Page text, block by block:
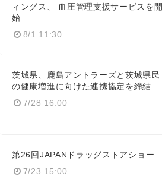
ィングス、 血圧管理支援サービスを開
始
8/1 11:30
茨城県、鹿島アントラーズと茨城県民
の健康増進に向けた連携協定を締結
7/28 16:00
第26回JAPANドラッグストアショー
7/23 15:00